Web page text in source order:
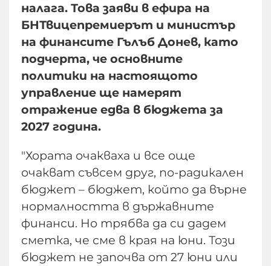
налага. Това заяви в ефира на
БНТвицепремиерът и министър
на финансите Гълъб Донев, като
подчерта, че основните
политики на настоящото
управление ще намерят
отражение едва в бюджета за
2027 година.
"Хората очакваха и все още
очакват съвсем друг, по-радикален
бюджет – бюджет, който да върне
нормалността в държавните
финанси. Но трябва да си дадем
сметка, че сме в края на юни. Този
бюджет не започва от 27 юни или